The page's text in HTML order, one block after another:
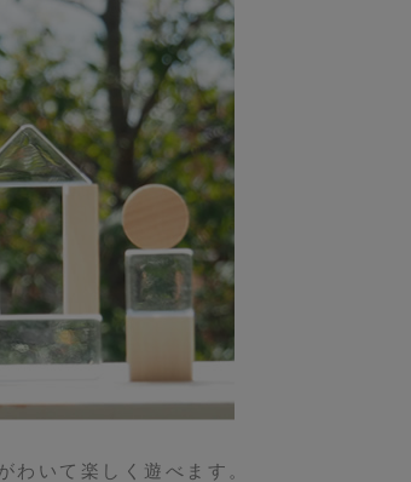
わいて楽しく遊べます。